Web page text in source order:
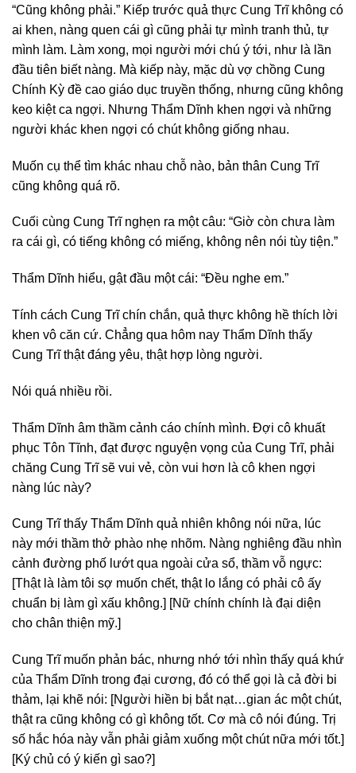
“Cũng không phải.” Kiếp trước quả thực Cung Trĩ không có
ai khen, nàng quen cái gì cũng phải tự mình tranh thủ, tự
mình làm. Làm xong, mọi người mới chú ý tới, như là lần
đầu tiên biết nàng. Mà kiếp này, mặc dù vợ chồng Cung
Chính Kỳ đề cao giáo dục truyền thống, nhưng cũng không
keo kiệt ca ngợi. Nhưng Thẩm Dĩnh khen ngợi và những
người khác khen ngợi có chút không giống nhau.
Muốn cụ thể tìm khác nhau chỗ nào, bản thân Cung Trĩ
cũng không quá rõ.
Cuối cùng Cung Trĩ nghẹn ra một câu: “Giờ còn chưa làm
ra cái gì, có tiếng không có miếng, không nên nói tùy tiện.”
Thẩm Dĩnh hiểu, gật đầu một cái: “Đều nghe em.”
Tính cách Cung Trĩ chín chắn, quả thực không hề thích lời
khen vô căn cứ. Chẳng qua hôm nay Thẩm Dĩnh thấy
Cung Trĩ thật đáng yêu, thật hợp lòng người.
Nói quá nhiều rồi.
Thẩm Dĩnh âm thầm cảnh cáo chính mình. Đợi cô khuất
phục Tôn Tĩnh, đạt được nguyện vọng của Cung Trĩ, phải
chăng Cung Trĩ sẽ vui vẻ, còn vui hơn là cô khen ngợi
nàng lúc này?
Cung Trĩ thấy Thẩm Dĩnh quả nhiên không nói nữa, lúc
này mới thầm thở phào nhẹ nhõm. Nàng nghiêng đầu nhìn
cảnh đường phố lướt qua ngoài cửa sổ, thầm vỗ ngực:
[Thật là làm tôi sợ muốn chết, thật lo lắng có phải cô ấy
chuẩn bị làm gì xấu không.] [Nữ chính chính là đại diện
cho chân thiện mỹ.]
Cung Trĩ muốn phản bác, nhưng nhớ tới nhìn thấy quá khứ
của Thẩm Dĩnh trong đại cương, đó có thể gọi là cả đời bi
thảm, lại khẽ nói: [Người hiền bị bắt nạt…gian ác một chút,
thật ra cũng không có gì không tốt. Cơ mà cô nói đúng. Trị
số hắc hóa này vẫn phải giảm xuống một chút nữa mới tốt.]
[Ký chủ có ý kiến gì sao?]